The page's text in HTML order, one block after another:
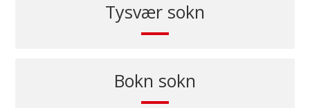
Tysvær sokn
Bokn sokn